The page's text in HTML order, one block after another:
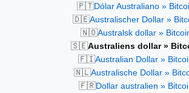
🇵🇹Dólar Australiano »
🇩🇪Australischer Dollar »
🇳🇴Australsk dollar »
🇸🇪Australiens dollar »
🇫🇮Australian Dollar »
🇳🇱Australische Dollar »
🇫🇷Dollar australien »